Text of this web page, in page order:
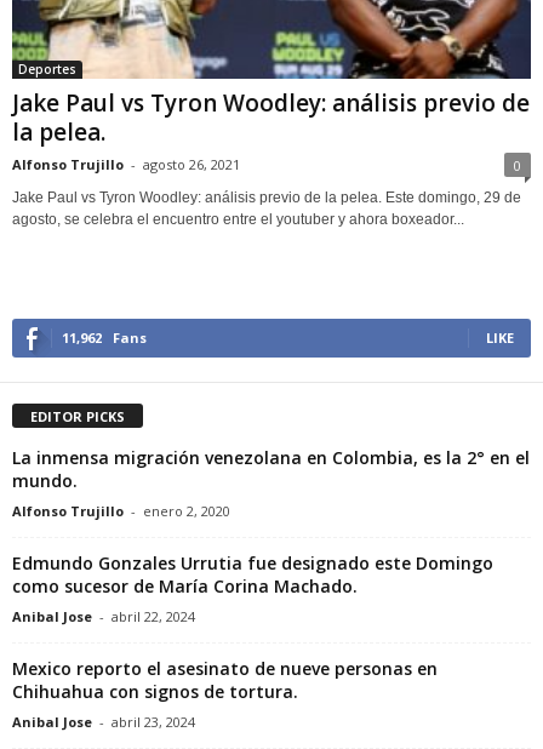
Deportes
Jake Paul vs Tyron Woodley: análisis previo de
la pelea.
Alfonso Trujillo - agosto 26, 2021 0
Jake Paul vs Tyron Woodley: análisis previo de la pelea. Este domingo, 29 de
agosto, se celebra el encuentro entre el youtuber y ahora boxeador...
11,962 Fans LIKE
EDITOR PICKS
La inmensa migración venezolana en Colombia, es la 2° en el
mundo.
Alfonso Trujillo - enero 2, 2020
Edmundo Gonzales Urrutia fue designado este Domingo
como sucesor de María Corina Machado.
Anibal Jose - abril 22, 2024
Mexico reporto el asesinato de nueve personas en
Chihuahua con signos de tortura.
Anibal Jose - abril 23, 2024